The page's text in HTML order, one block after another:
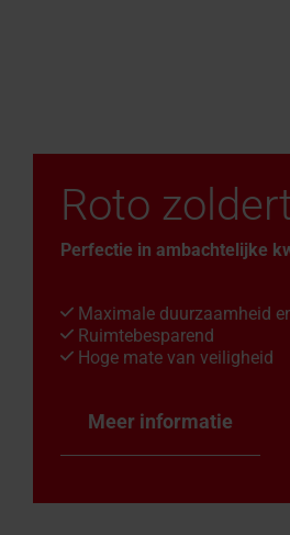
Roto
Perfectie in ambachtelijke
Maximale duurzaamheid
Ruimtebesparend
Hoge mate van veiligheid
Meer informatie